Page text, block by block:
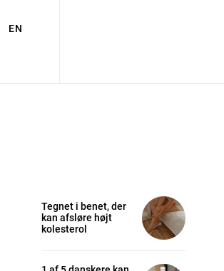
EN
Tegnet i benet, der
kan afsløre højt
kolesterol